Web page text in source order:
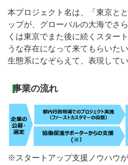
本プロジェクト名は、「東京と
ップが、グローバルの大海でさ
くは東京でまた後に続くスター
うな存在になって来てもらいた
生態系になぞらえて、表現してい
事業の流れ
※スタートアップ支援ノウハウ